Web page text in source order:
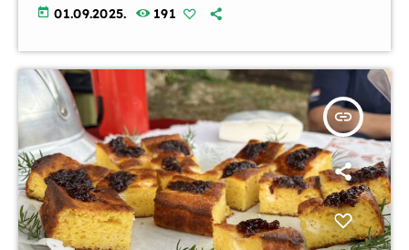
today 01.09.2025. 191
insert_link